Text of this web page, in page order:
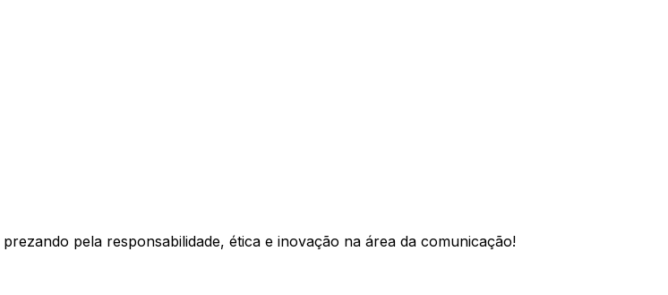
pela responsabilidade, ética e inovação na área da comunicação!